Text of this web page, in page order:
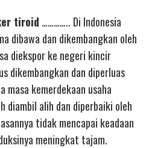
tiroid ………….. Di Indonesia
dibawa dan dikembangkan oleh
diekspor ke negeri kincir
dikembangkan dan diperluas
masa kemerdekaan usaha
diambil alih dan diperbaiki oleh
tidak mencapai keadaan
meningkat tajam.